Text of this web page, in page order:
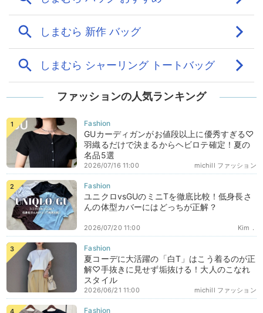
ファッションの人気ランキング
GUカーディガンがお値段以上に優秀すぎる♡
羽織るだけで決まるからヘビロテ確定！夏の
名品5選
michill ファッション
2026/07/16 11:00
ユニクロvsGUのミニTを徹底比較！低身長さ
んの体型カバーにはどっちが正解？
Kim．
2026/07/20 11:00
夏コーデに大活躍の「白T」はこう着るのが正
解♡手抜きに見せず垢抜ける！大人のこなれ
スタイル
michill ファッション
2026/06/21 11:00